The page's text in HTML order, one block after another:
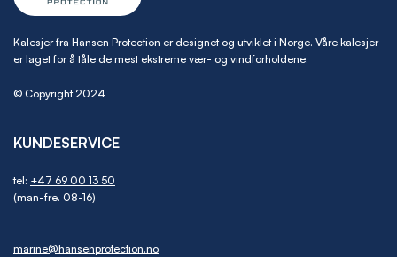
Kalesjer fra Hansen Protection er designet og utviklet i Norge. Våre kalesjer
er laget for å tåle de mest ekstreme vær- og vindforholdene.
© Copyright 2024
KUNDESERVICE
tel: +47 69 00 13 50
(man-fre. 08-16)
marine@hansenprotection.no